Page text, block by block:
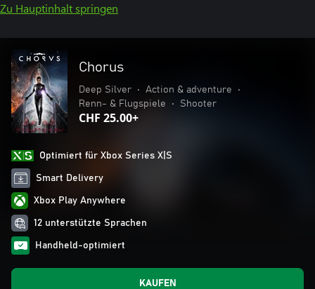
Zu Hauptinhalt springen
Chorus
Deep Silver • Action & adventure
•
Renn- & Flugspiele
• Shooter
CHF 25.00+
Optimiert für Xbox Series X|S
Smart Delivery
Xbox Play Anywhere
12 unterstützte Sprachen
Handheld-optimiert
KAUFEN